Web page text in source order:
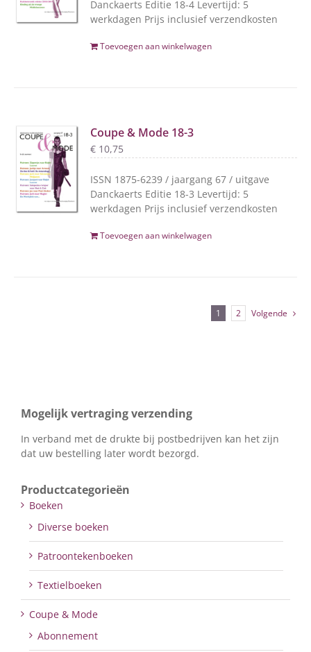
Danckaerts Editie 18-4 Levertijd: 5
werkdagen Prijs inclusief verzendkosten
Toevoegen aan winkelwagen
Coupe & Mode 18-3
€ 10,75
ISSN 1875-6239 / jaargang 67 / uitgave
Danckaerts Editie 18-3 Levertijd: 5
werkdagen Prijs inclusief verzendkosten
Toevoegen aan winkelwagen
1 2 Volgende
Mogelijk vertraging verzending
In verband met de drukte bij postbedrijven kan het zijn
dat uw bestelling later wordt bezorgd.
Productcategorieën
Boeken
Diverse boeken
Patroontekenboeken
Textielboeken
Coupe & Mode
Abonnement